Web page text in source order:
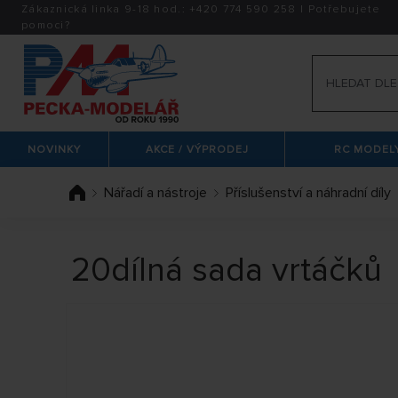
Zákaznická linka 9-18 hod.: +420 774 590 258 | Potřebujete
pomoci?
NOVINKY AKCE / VÝPRODEJ RC
Nářadí a nástroje Příslušenství a náhradní díly
20dílná sada vrtáčků